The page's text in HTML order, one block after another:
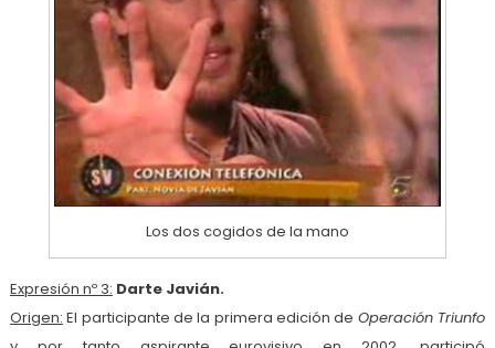
Los dos cogidos de la mano
Expresión nº 3: Darte Javián.
Origen: El participante de la primera edición de Operación Triunfo